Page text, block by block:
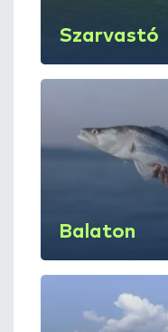
Szarvastó
Balaton